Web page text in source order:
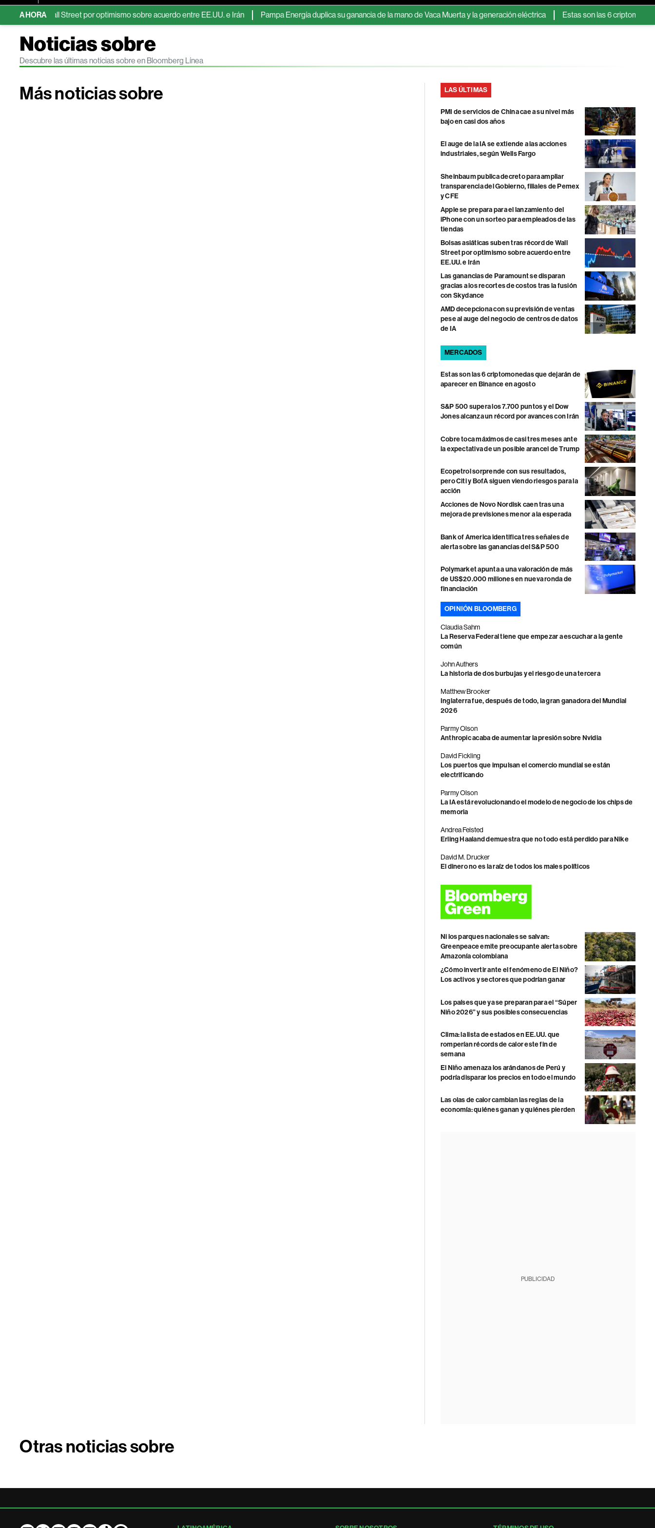
AHORA
de Wall Street por optimismo sobre acuerdo entre EE.UU. e Irán Pampa Energía duplica su ganancia de la mano de Vaca Muerta y la generación eléctrica Estas son las 6 criptomonedas
Noticias sobre
Descubre las últimas noticias sobre en Bloomberg Línea
Más noticias sobre LAS ÚLTIMAS
PMI de servicios de China cae a su nivel más
bajo en casi dos años
El auge de la IA se extiende a las acciones
industriales, según Wells Fargo
Sheinbaum publica decreto para ampliar
transparencia del Gobierno, filiales de Pemex
y CFE
Apple se prepara para el lanzamiento del
iPhone con un sorteo para empleados de las
tiendas
Bolsas asiáticas suben tras récord de Wall
Street por optimismo sobre acuerdo entre
EE.UU. e Irán
Las ganancias de Paramount se disparan
gracias a los recortes de costos tras la fusión
con Skydance
AMD decepciona con su previsión de ventas
pese al auge del negocio de centros de datos
de IA
MERCADOS
Estas son las 6 criptomonedas que dejarán de
aparecer en Binance en agosto
S&P 500 supera los 7.700 puntos y el Dow
Jones alcanza un récord por avances con Irán
Cobre toca máximos de casi tres meses ante
la expectativa de un posible arancel de Trump
Ecopetrol sorprende con sus resultados,
pero Citi y BofA siguen viendo riesgos para la
acción
Acciones de Novo Nordisk caen tras una
mejora de previsiones menor a la esperada
Bank of America identifica tres señales de
alerta sobre las ganancias del S&P 500
Polymarket apunta a una valoración de más
de US$20.000 millones en nueva ronda de
financiación
OPINIÓN BLOOMBERG
Claudia Sahm
La Reserva Federal tiene que empezar a escuchar a la gente
común
John Authers
La historia de dos burbujas y el riesgo de una tercera
Matthew Brooker
Inglaterra fue, después de todo, la gran ganadora del Mundial
2026
Parmy Olson
Anthropic acaba de aumentar la presión sobre Nvidia
David Fickling
Los puertos que impulsan el comercio mundial se están
electrificando
Parmy Olson
La IA está revolucionando el modelo de negocio de los chips de
memoria
Andrea Felsted
Erling Haaland demuestra que no todo está perdido para Nike
David M. Drucker
El dinero no es la raíz de todos los males políticos
Ni los parques nacionales se salvan:
Greenpeace emite preocupante alerta sobre
Amazonía colombiana
¿Cómo invertir ante el fenómeno de El Niño?
Los activos y sectores que podrían ganar
Los países que ya se preparan para el “Súper
Niño 2026” y sus posibles consecuencias
Clima: la lista de estados en EE.UU. que
romperían récords de calor este fin de
semana
El Niño amenaza los arándanos de Perú y
podría disparar los precios en todo el mundo
Las olas de calor cambian las reglas de la
economía: quiénes ganan y quiénes pierden
PUBLICIDAD
Otras noticias sobre